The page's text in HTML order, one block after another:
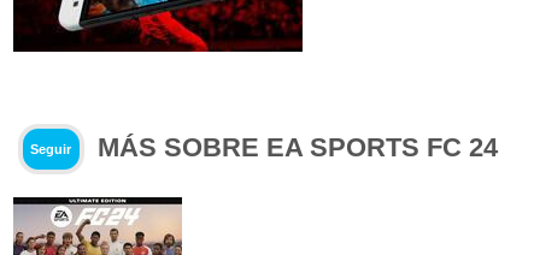
Seguir MÁS SOBRE EA SPORTS FC 24